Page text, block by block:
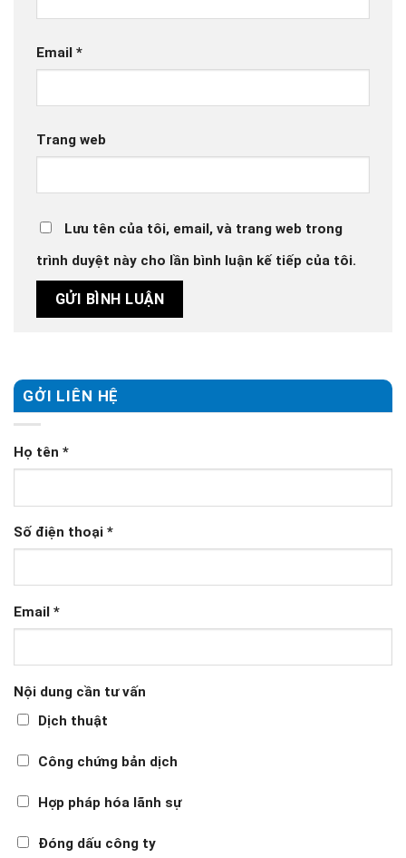
Email *
Trang web
Lưu tên của tôi, email, và trang web trong
trình duyệt này cho lần bình luận kế tiếp của tôi.
GỞI LIÊN HỆ
Họ tên *
Số điện thoại *
Email *
Nội dung cần tư vấn
Dịch thuật
Công chứng bản dịch
Hợp pháp hóa lãnh sự
Đóng dấu công ty